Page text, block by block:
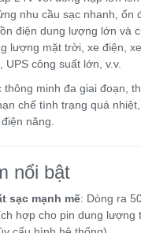
nhu cầu sạc nhanh, ổn
điện dung lượng lớn và
lượng mặt trời, xe điện,
UPS công suất lớn, v.v.
thông minh đa giai đoạn,
hạn chế tình trạng quá
năng.
nổi bật
sạc mạnh mẽ: Dòng ra
hợp cho pin dung lượng